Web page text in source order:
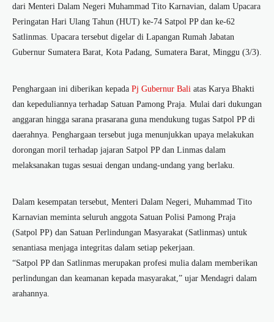
dari Menteri Dalam Negeri Muhammad Tito Karnavian, dalam Upacara
Peringatan Hari Ulang Tahun (HUT) ke-74 Satpol PP dan ke-62
Satlinmas. Upacara tersebut digelar di Lapangan Rumah Jabatan
Gubernur Sumatera Barat, Kota Padang, Sumatera Barat, Minggu (3/3).
Penghargaan ini diberikan kepada Pj Gubernur Bali atas Karya Bhakti
dan kepeduliannya terhadap Satuan Pamong Praja. Mulai dari dukungan
anggaran hingga sarana prasarana guna mendukung tugas Satpol PP di
daerahnya. Penghargaan tersebut juga menunjukkan upaya melakukan
dorongan moril terhadap jajaran Satpol PP dan Linmas dalam
melaksanakan tugas sesuai dengan undang-undang yang berlaku.
Dalam kesempatan tersebut, Menteri Dalam Negeri, Muhammad Tito
Karnavian meminta seluruh anggota Satuan Polisi Pamong Praja
(Satpol PP) dan Satuan Perlindungan Masyarakat (Satlinmas) untuk
senantiasa menjaga integritas dalam setiap pekerjaan.
“Satpol PP dan Satlinmas merupakan profesi mulia dalam memberikan
perlindungan dan keamanan kepada masyarakat,” ujar Mendagri dalam
arahannya.